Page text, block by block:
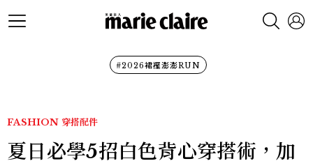
#2026裙襬澎澎RUN
FASHION 穿搭配件
夏日必學5招白色背心穿搭術，加